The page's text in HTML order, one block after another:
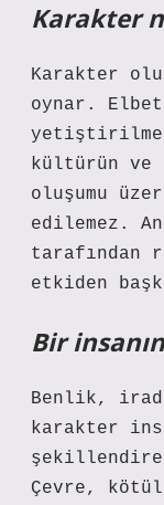
Karakter
Karakter
oynar.
kültürün ve
oluşumu
edilemez.
tarafından
etkiden
Bir
Benlik,
karakter
Çevre,